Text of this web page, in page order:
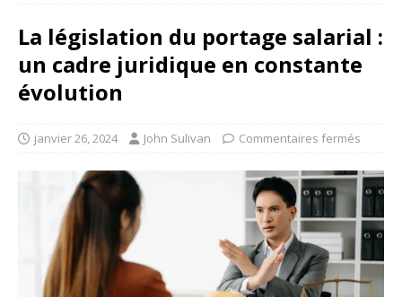
La législation du portage salarial :
un cadre juridique en constante
évolution
janvier 26, 2024 John Sulivan Commentaires fermés